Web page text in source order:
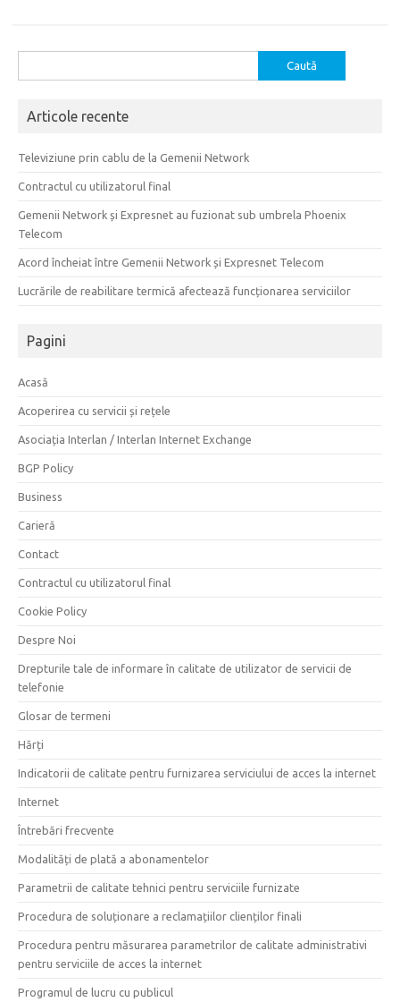
după:
Articole recente
Televiziune prin cablu de la Gemenii Network
Contractul cu utilizatorul final
Gemenii Network și Expresnet au fuzionat sub umbrela Phoenix
Telecom
Acord încheiat între Gemenii Network și Expresnet Telecom
Lucrările de reabilitare termică afectează funcționarea serviciilor
Pagini
Acasă
Acoperirea cu servicii și rețele
Asociația Interlan / Interlan Internet Exchange
BGP Policy
Business
Carieră
Contact
Contractul cu utilizatorul final
Cookie Policy
Despre Noi
Drepturile tale de informare în calitate de utilizator de servicii de
telefonie
Glosar de termeni
Hărți
Indicatorii de calitate pentru furnizarea serviciului de acces la internet
Internet
Întrebări frecvente
Modalități de plată a abonamentelor
Parametrii de calitate tehnici pentru serviciile furnizate
Procedura de soluționare a reclamațiilor clienților finali
Procedura pentru măsurarea parametrilor de calitate administrativi
pentru serviciile de acces la internet
Programul de lucru cu publicul